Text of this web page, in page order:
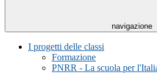
navigazione
I progetti delle classi
Formazione
PNRR - La scuola per